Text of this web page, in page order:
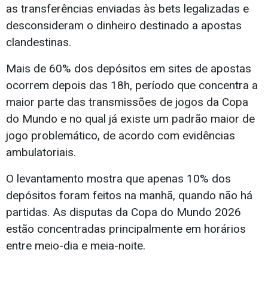
as transferências enviadas às bets legalizadas e
desconsideram o dinheiro destinado a apostas
clandestinas.
Mais de 60% dos depósitos em sites de apostas
ocorrem depois das 18h, período que concentra a
maior parte das transmissões de jogos da Copa
do Mundo e no qual já existe um padrão maior de
jogo problemático, de acordo com evidências
ambulatoriais.
O levantamento mostra que apenas 10% dos
depósitos foram feitos na manhã, quando não há
partidas. As disputas da Copa do Mundo 2026
estão concentradas principalmente em horários
entre meio-dia e meia-noite.